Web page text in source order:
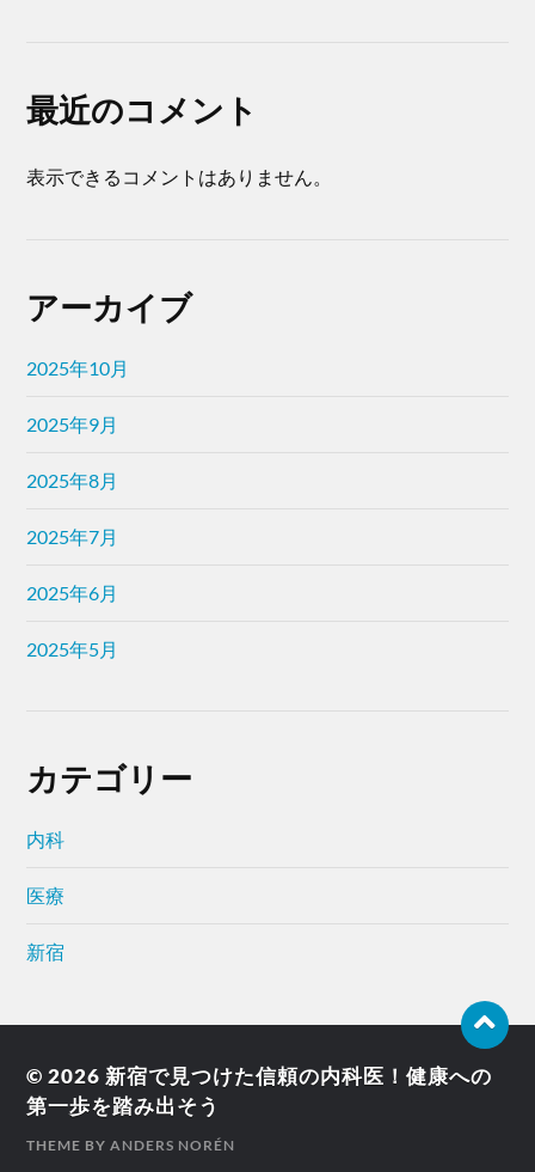
最近のコメント
表示できるコメントはありません。
アーカイブ
2025年10月
2025年9月
2025年8月
2025年7月
2025年6月
2025年5月
カテゴリー
内科
医療
新宿
© 2026 新宿で見つけた信頼の内科医！健康への
第一歩を踏み出そう
THEME BYANDERS NORÉN